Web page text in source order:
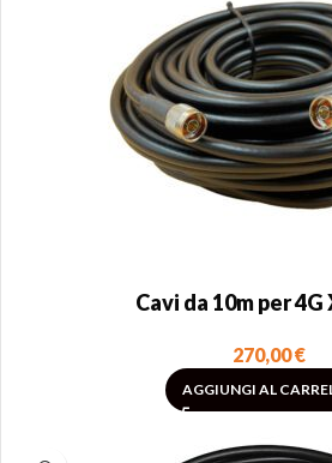
Cavi da 10m per
270,00€
AGGIUNGI AL